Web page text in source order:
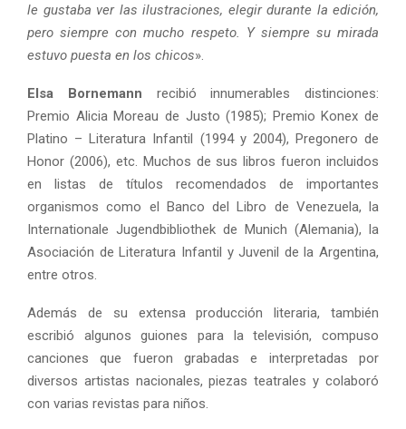
le gustaba ver las ilustraciones, elegir durante la edición,
pero siempre con mucho respeto. Y siempre su mirada
estuvo puesta en los chicos».
Elsa Bornemann recibió innumerables distinciones:
Premio Alicia Moreau de Justo (1985); Premio Konex de
Platino – Literatura Infantil (1994 y 2004), Pregonero de
Honor (2006), etc. Muchos de sus libros fueron incluidos
en listas de títulos recomendados de importantes
organismos como el Banco del Libro de Venezuela, la
Internationale Jugendbibliothek de Munich (Alemania), la
Asociación de Literatura Infantil y Juvenil de la Argentina,
entre otros.
Además de su extensa producción literaria, también
escribió algunos guiones para la televisión, compuso
canciones que fueron grabadas e interpretadas por
diversos artistas nacionales, piezas teatrales y colaboró
con varias revistas para niños.